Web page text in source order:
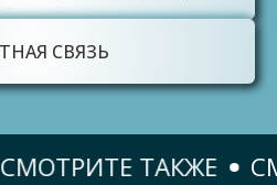
СВЯЗЬ
ТАКЖЕ